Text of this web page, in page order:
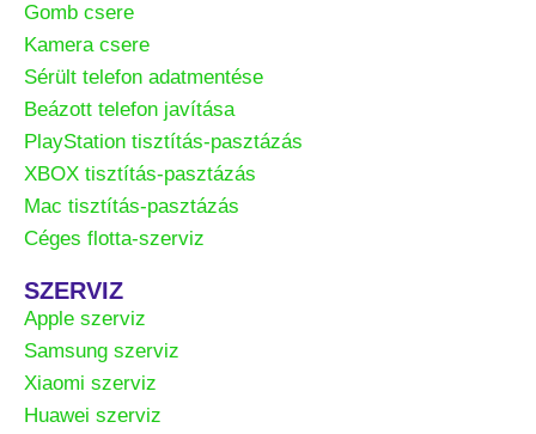
Gomb csere
Kamera csere
Sérült telefon adatmentése
Beázott telefon javítása
PlayStation tisztítás-pasztázás
XBOX tisztítás-pasztázás
Mac tisztítás-pasztázás
Céges flotta-szerviz
SZERVIZ
Apple szerviz
Samsung szerviz
Xiaomi szerviz
Huawei szerviz